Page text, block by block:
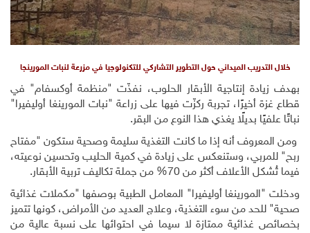
خلال التدريب الميداني حول التطوير التشاركي للتكنولوجيا في مزرعة لنبات المورينجا
بهدف زيادة إنتاجية الأبقار الحلوب، نفذّت "منظمة أوكسفام" في
قطاع غزة أخيرًا، تجربة ركزّت فيها على زراعة "نبات المورينغا أوليفيرا"
نباتًا علفيًا بديلًا يغذي هذا النوع من البقر.
ومن المعروف أنه إذا ما كانت التغذية سليمة وصحية ستكون "مفتاح
ربح" للمربي، وستنعكس على زيادة في كمية الحليب وتحسين نوعيته،
فيما تُشكل الأعلاف أكثر من 70% من جملة تكاليف تربية الأبقار.
ودخلت "المورينغا أوليفيرا" المعامل الطبية بوصفها "مكملات غذائية
صحية" للحد من سوء التغذية، وعلاج العديد من الأمراض، كونها تتميز
بخصائص غذائية ممتازة لا سيما في احتوائها على نسبة عالية من